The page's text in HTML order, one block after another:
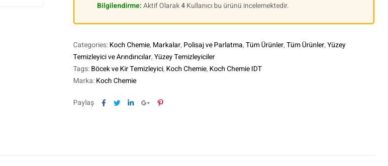
Bilgilendirme:Aktif Olarak4Kullanıcı bu ürünü incelemektedir.
Categories:Koch Chemie, Markalar, Polisaj ve Parlatma,Tüm Ürünler,Tüm Ürünler,Yüzey
Temizleyici ve Arındırıcılar,Yüzey Temizleyiciler
Tags:Böcek ve Kir Temizleyici, Koch Chemie, Koch Chemie IDT
Marka:Koch Chemie
Paylaş Facebook
TwitterLinkedinGoogle+Pinterest